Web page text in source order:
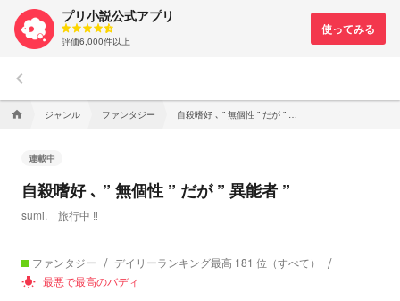
プリ小説公式アプリ
評価6,000件以上
keyboard_arrow_left
home ジャンル ファンタジー
連載中
自殺嗜好 ､ ” 無個性 ” だが ” 異能者 ”
sumi. 旅行中 ‼️
ファンタジー デイリーランキング最高 181 位（すべて）
wb_incandescent 最悪で最高のバディ